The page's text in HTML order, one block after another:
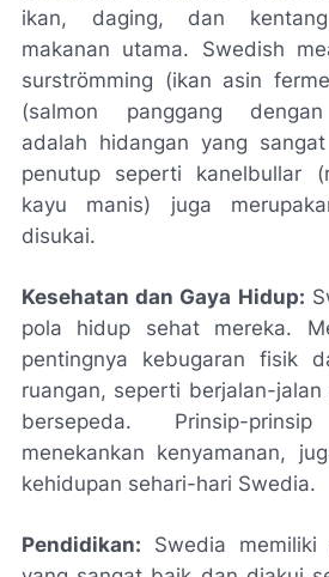
ikan, daging, dan
makanan utama. Swedish
surströmming (ikan asin
(salmon panggang dengan
adalah hidangan yang
penutup seperti kanelbullar
kayu manis) juga
disukai.
Kesehatan dan Gaya Hidup:
pola hidup sehat mereka.
pentingnya kebugaran fisik
ruangan, seperti berjalan-
bersepeda. Prinsip-
menekankan kenyamanan,
kehidupan sehari-hari Swedia.
Pendidikan: Swedia